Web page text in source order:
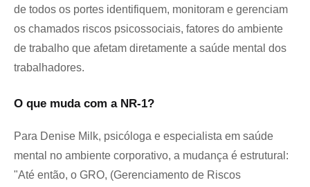
de todos os portes identifiquem, monitoram e gerenciam
os chamados riscos psicossociais, fatores do ambiente
de trabalho que afetam diretamente a saúde mental dos
trabalhadores.
O que muda com a NR-1?
Para Denise Milk, psicóloga e especialista em saúde
mental no ambiente corporativo, a mudança é estrutural:
"Até então, o GRO, (Gerenciamento de Riscos